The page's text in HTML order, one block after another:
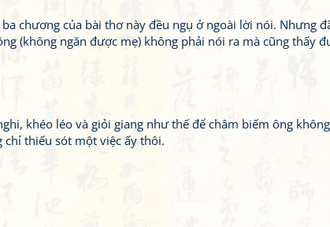
chương của bài thơ này đều ngụ ở ngoài lời nói. Nhưng
(không ngăn được mẹ) không phải nói ra mà cũng thấy
khéo léo và giỏi giang như thế để châm biếm ông
chỉ thiếu sót một việc ấy thôi.